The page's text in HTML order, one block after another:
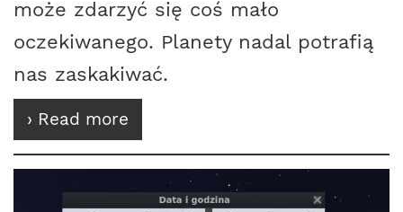
może zdarzyć się coś mało
oczekiwanego. Planety nadal potrafią
nas zaskakiwać.
› Read more